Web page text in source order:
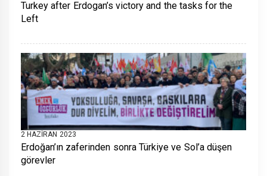
Turkey after Erdogan’s victory and the tasks for the
Left
2 HAZIRAN 2023
Erdoğan’ın zaferinden sonra Türkiye ve Sol’a düşen
görevler